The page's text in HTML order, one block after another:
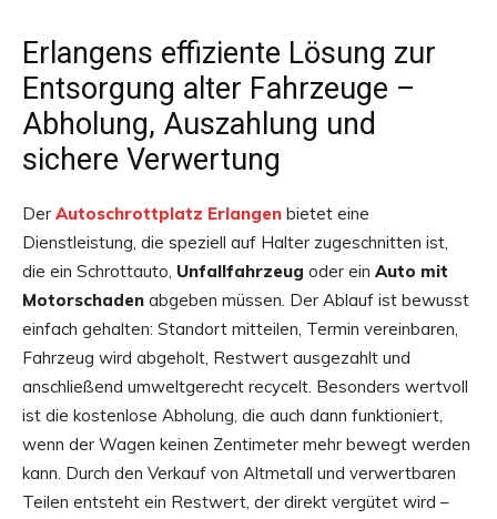
Erlangens effiziente Lösung zur
Entsorgung alter Fahrzeuge –
Abholung, Auszahlung und
sichere Verwertung
Der Autoschrottplatz Erlangen bietet eine
Dienstleistung, die speziell auf Halter zugeschnitten ist,
die ein Schrottauto, Unfallfahrzeug oder ein Auto mit
Motorschaden abgeben müssen. Der Ablauf ist bewusst
einfach gehalten: Standort mitteilen, Termin vereinbaren,
Fahrzeug wird abgeholt, Restwert ausgezahlt und
anschließend umweltgerecht recycelt. Besonders wertvoll
ist die kostenlose Abholung, die auch dann funktioniert,
wenn der Wagen keinen Zentimeter mehr bewegt werden
kann. Durch den Verkauf von Altmetall und verwertbaren
Teilen entsteht ein Restwert, der direkt vergütet wird –